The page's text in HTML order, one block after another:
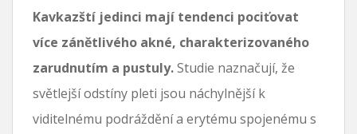
Kavkazští jedinci mají tendenci pociťovat
více zánětlivého akné, charakterizovaného
zarudnutím a pustuly.Studie naznačují, že
světlejší odstíny pleti jsou náchylnější k
viditelnému podráždění a erytému spojenému s